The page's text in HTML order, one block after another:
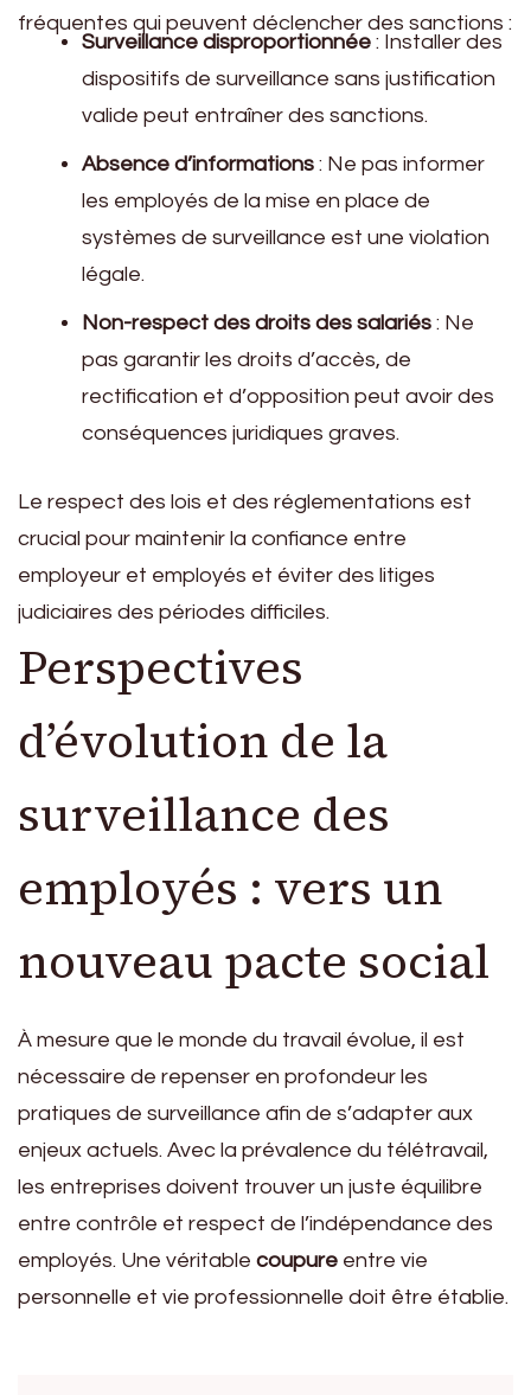
fréquentes qui peuvent déclencher des sanctions :
Surveillance disproportionnée : Installer des
dispositifs de surveillance sans justification
valide peut entraîner des sanctions.
Absence d’informations : Ne pas informer
les employés de la mise en place de
systèmes de surveillance est une violation
légale.
Non-respect des droits des salariés : Ne
pas garantir les droits d’accès, de
rectification et d’opposition peut avoir des
conséquences juridiques graves.
Le respect des lois et des réglementations est
crucial pour maintenir la confiance entre
employeur et employés et éviter des litiges
judiciaires des périodes difficiles.
Perspectives
d’évolution de la
surveillance des
employés : vers un
nouveau pacte social
À mesure que le monde du travail évolue, il est
nécessaire de repenser en profondeur les
pratiques de surveillance afin de s’adapter aux
enjeux actuels. Avec la prévalence du télétravail,
les entreprises doivent trouver un juste équilibre
entre contrôle et respect de l’indépendance des
employés. Une véritable coupure entre vie
personnelle et vie professionnelle doit être établie.